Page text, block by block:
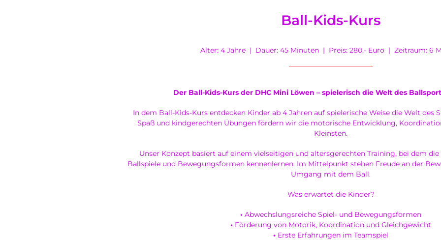
Ball-Kids-Kurs
Alter: 4 Jahre | Dauer: 45 Minuten | Preis: 280,- Euro | Zeitraum: 6
Der Ball-Kids-Kurs der DHC Mini Löwen – spielerisch die Welt des
In dem Ball-Kids-Kurs entdecken Kinder ab 4 Jahren auf spielerische Weise die Welt des
Spaß und kindgerechten Übungen fördern wir die motorische Entwicklung,
Kleinsten.
Unser Konzept basiert auf einem vielseitigen und altersgerechten Training, bei dem
Ballspiele und Bewegungsformen kennenlernen. Im Mittelpunkt stehen Freude an der
Umgang mit dem Ball.
Was erwartet die Kinder?
• Abwechslungsreiche Spiel- und Bewegungsformen
• Förderung von Motorik, Koordination und Gleichgewicht
• Erste Erfahrungen im Teamspiel